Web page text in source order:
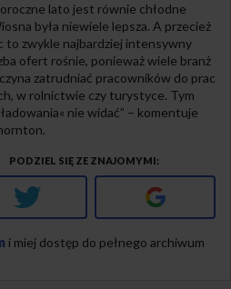
lato jest równie chłodne
była niewiele lepsza. A przecież
to zwykle najbardziej intensywny
ofert rośnie, ponieważ wiele branż
zatrudniać pracowników do prac
w rolnictwie czy turystyce. Tym
nie widać” – komentuje
PODZIEL SIĘ ZE ZNAJOMYMI
Twitter Google+
i miej dostęp do pełnego archiwum